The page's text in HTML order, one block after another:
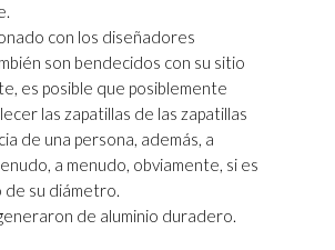
con los diseñadores
son bendecidos con su sitio
es posible que posiblemente
las zapatillas de las zapatillas
de una persona, además, a
a menudo, obviamente, si es
de su diámetro.
de aluminio duradero.